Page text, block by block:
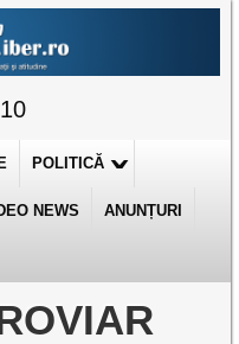
POLITICĂ
NEWS ANUNȚURI